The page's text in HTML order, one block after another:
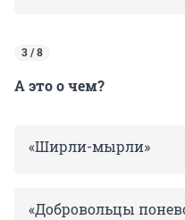
3 / 8
А это о чем?
«Ширли-мырли»
«Добровольцы